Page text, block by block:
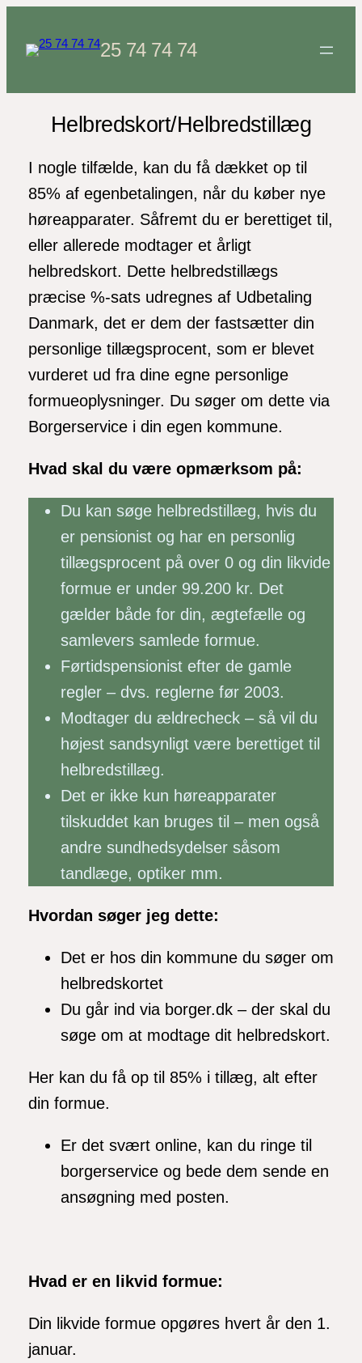
indhold
25 74 74 74
Helbredskort/Helbredstillæg
I nogle tilfælde, kan du få dækket op til
85% af egenbetalingen, når du køber nye
høreapparater. Såfremt du er berettiget til,
eller allerede modtager et årligt
helbredskort. Dette helbredstillægs
præcise %-sats udregnes af Udbetaling
Danmark, det er dem der fastsætter din
personlige tillægsprocent, som er blevet
vurderet ud fra dine egne personlige
formueoplysninger. Du søger om dette via
Borgerservice i din egen kommune.
Hvad skal du være opmærksom på:
Du kan søge helbredstillæg, hvis du
er pensionist og har en personlig
tillægsprocent på over 0 og din likvide
formue er under 99.200 kr. Det
gælder både for din, ægtefælle og
samlevers samlede formue.
Førtidspensionist efter de gamle
regler – dvs. reglerne før 2003.
Modtager du ældrecheck – så vil du
højest sandsynligt være berettiget til
helbredstillæg.
Det er ikke kun høreapparater
tilskuddet kan bruges til – men også
andre sundhedsydelser såsom
tandlæge, optiker mm.
Hvordan søger jeg dette:
Det er hos din kommune du søger om
helbredskortet
Du går ind via borger.dk – der skal du
søge om at modtage dit helbredskort.
Her kan du få op til 85% i tillæg, alt efter
din formue.
Er det svært online, kan du ringe til
borgerservice og bede dem sende en
ansøgning med posten.
Hvad er en likvid formue:
Din likvide formue opgøres hvert år den 1.
januar.